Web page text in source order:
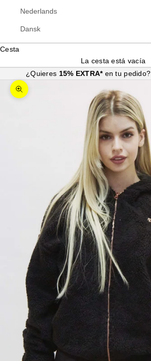
Nederlands
Dansk
Cesta
La cesta está vacía
¿Quieres 15% EXTRA* en tu pedido?
Zoom